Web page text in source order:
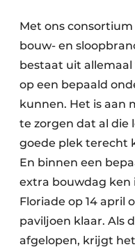
Met ons
bouw- en
bestaat uit
op een bepaald
kunnen. Het is aan
te zorgen dat al die
goede plek terecht
En binnen een
extra bouwdag ken
Floriade op 14 april
paviljoen klaar. Als
afgelopen, krijgt